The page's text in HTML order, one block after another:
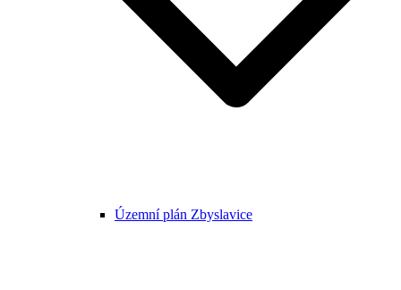
Územní plán Zbyslavice